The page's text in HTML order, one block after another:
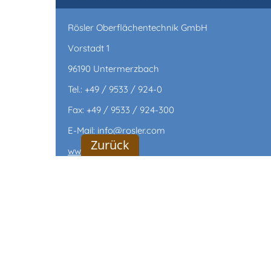
Rösler Oberflächentechnik GmbH
Vorstadt 1
96190 Untermerzbach
Tel.: +49 / 9533 / 924-0
Fax: +49 / 9533 / 924-300
E-Mail: info@rosler.com
www.rosler.com
Zurück